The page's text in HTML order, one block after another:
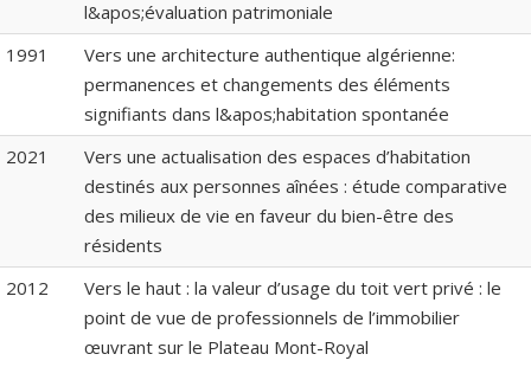
l&apos;évaluation patrimoniale
1991
Vers une architecture authentique algérienne:
permanences et changements des éléments
signifiants dans l&apos;habitation spontanée
2021
Vers une actualisation des espaces d’habitation
destinés aux personnes aînées : étude comparative
des milieux de vie en faveur du bien-être des
résidents
2012
Vers le haut : la valeur d’usage du toit vert privé : le
point de vue de professionnels de l’immobilier
œuvrant sur le Plateau Mont-Royal